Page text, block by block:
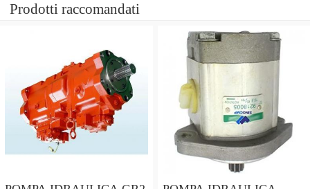
Prodotti raccomandati